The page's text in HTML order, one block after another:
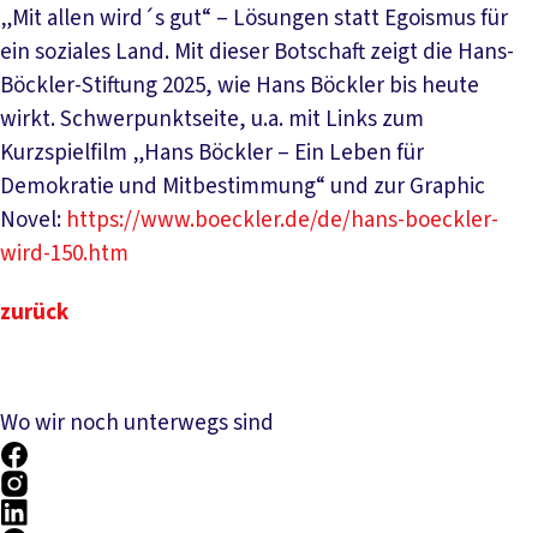
„Mit allen wird´s gut“ – Lösungen statt Egoismus für
ein soziales Land. Mit dieser Botschaft zeigt die Hans-
Böckler-Stiftung 2025, wie Hans Böckler bis heute
wirkt. Schwerpunktseite, u.a. mit Links zum
Kurzspielfilm „Hans Böckler – Ein Leben für
Demokratie und Mitbestimmung“ und zur Graphic
Novel: https://www.boeckler.de/de/hans-boeckler-
wird-150.htm
zurück
Wo wir noch unterwegs sind